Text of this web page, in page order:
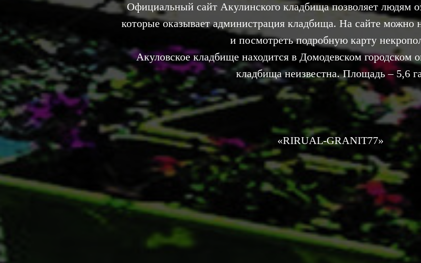
Официальный сайт Акулинского кладбища позволяет людям
которые оказывает администрация кладбища. На сайте можно
и посмотреть подробную карту
Акуловское кладбище находится в Домодевском городском
кладбища неизвестна. Площадь – 5,6
«RIRUAL-GRANIT77»